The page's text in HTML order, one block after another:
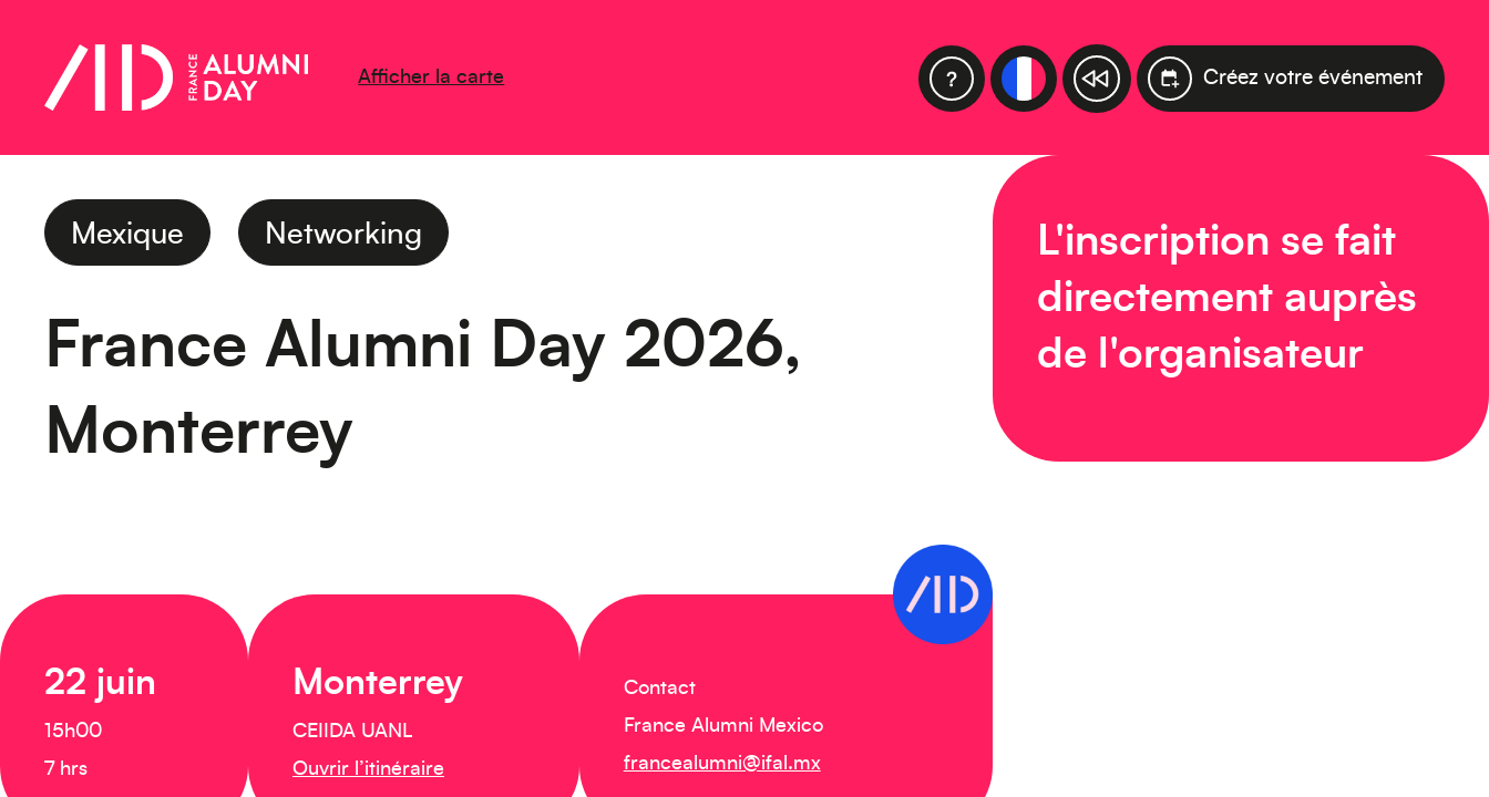
Afficher la carte Créez votre événement
Mexique Networking
France Alumni Day 2026,
Monterrey
22 juin
15h00
7 hrs
Monterrey
CEIIDA UANL
Ouvrir l’itinéraire
Contact
France Alumni Mexico
francealumni@ifal.mx
L'inscription se fait
directement auprès
de l'organisateur